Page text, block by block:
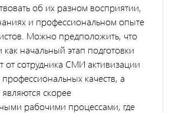
об их разном восприятии,
и профессиональном опыте
Можно предположить, что
начальный этап подготовки
от сотрудника СМИ активизации
качеств, а
скорее
рабочими процессами, где